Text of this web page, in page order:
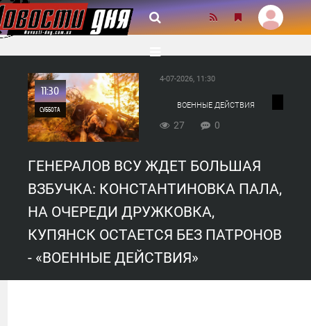
11:30
СУББОТА
0
27
4-07-2026, 11:30
ВОЕННЫЕ ДЕЙСТВИЯ
27 0
ГЕНЕРАЛОВ ВСУ ЖДЕТ БОЛЬШАЯ
ВЗБУЧКА: КОНСТАНТИНОВКА ПАЛА,
НА ОЧЕРЕДИ ДРУЖКОВКА,
КУПЯНСК ОСТАЕТСЯ БЕЗ ПАТРОНОВ
- «ВОЕННЫЕ ДЕЙСТВИЯ»